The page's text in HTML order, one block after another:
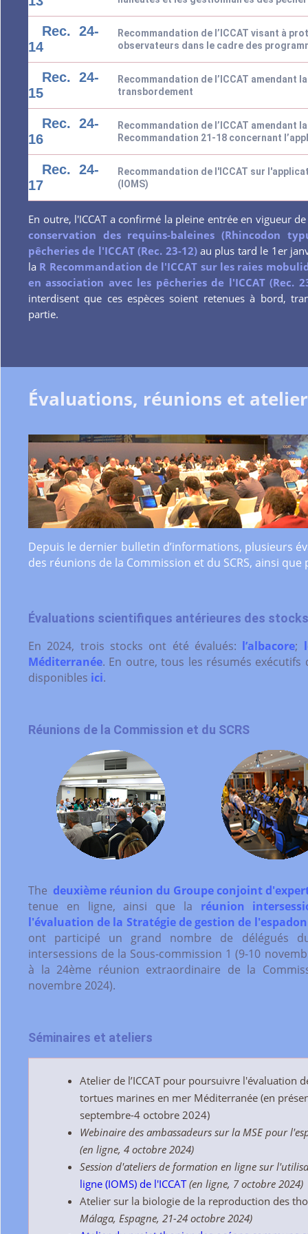
Rec. 24-
14
Recommandation de l’ICCAT visant à
observateurs dans le cadre des
Rec. 24-
15
Recommandation de l’ICCAT amendant
transbordement
Rec. 24-
16
Recommandation de l’ICCAT amendant
Recommandation 21-18 concernant
Rec. 24-
17
Recommandation de l'ICCAT sur
(IOMS)
En outre, l'ICCAT a confirmé la pleine entrée en vigueur
conservation des requins-baleines (Rhincodon
pêcheries de l'ICCAT (Rec. 23-12)au plus tard le 1er
la R Recommandation de l'ICCAT sur les raies
en association avec les pêcheries de l'ICCAT (Rec.
interdisent que ces espèces soient retenues à bord,
partie.
Évaluations, réunions et
Depuis le dernier bulletin d’informations, plusieurs
des réunions de la Commission et du SCRS, ainsi
Évaluations scientifiques antérieures des stocks
En 2024, trois stocks ont été évalués: l’albacore;
Méditerranée. En outre, tous les résumés
disponibles ici.
Réunions de la Commission et du SCRS
The deuxième réunion du Groupe conjoint
tenue en ligne, ainsi que la réunion
l'évaluation de la Stratégie de gestion de
ont participé un grand nombre de délégués
intersessions de la Sous-commission 1 (9-10
à la 24ème réunion extraordinaire de la
novembre 2024).
Séminaires et ateliers
Atelier de l’ICCAT pour poursuivre l'évaluation
tortues marines en mer Méditerranée (en
septembre-4 octobre 2024)
Webinaire des ambassadeurs sur la MSE pour
(en ligne, 4 octobre 2024)
Session d'ateliers de formation en ligne sur
ligne (IOMS) de l'ICCAT (en ligne, 7 octobre 2024)
Atelier sur la biologie de la reproduction des
Málaga, Espagne, 21-24 octobre 2024)